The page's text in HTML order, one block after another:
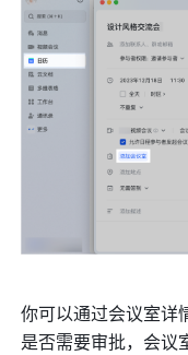
你可以通过会议室详
是否需要审批，会议